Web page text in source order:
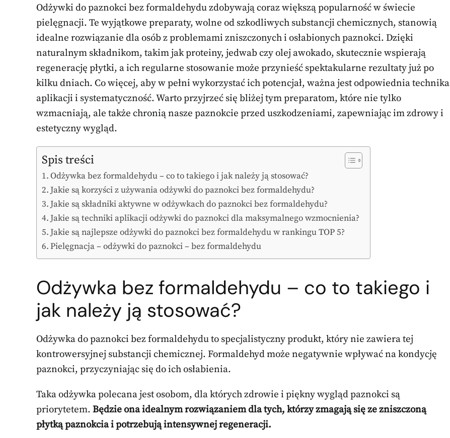
Odżywki do paznokci bez formaldehydu zdobywają coraz większą popularność w świecie
pielęgnacji. Te wyjątkowe preparaty, wolne od szkodliwych substancji chemicznych, stanowią
idealne rozwiązanie dla osób z problemami zniszczonych i osłabionych paznokci. Dzięki
naturalnym składnikom, takim jak proteiny, jedwab czy olej awokado, skutecznie wspierają
regenerację płytki, a ich regularne stosowanie może przynieść spektakularne rezultaty już po
kilku dniach. Co więcej, aby w pełni wykorzystać ich potencjał, ważna jest odpowiednia technika
aplikacji i systematyczność. Warto przyjrzeć się bliżej tym preparatom, które nie tylko
wzmacniają, ale także chronią nasze paznokcie przed uszkodzeniami, zapewniając im zdrowy i
estetyczny wygląd.
Spis treści
Odżywka bez formaldehydu – co to takiego i jak należy ją stosować?
Jakie są korzyści z używania odżywki do paznokci bez formaldehydu?
Jakie są składniki aktywne w odżywkach do paznokci bez formaldehydu?
Jakie są techniki aplikacji odżywki do paznokci dla maksymalnego wzmocnienia?
Jakie są najlepsze odżywki do paznokci bez formaldehydu w rankingu TOP 5?
Pielęgnacja – odżywki do paznokci – bez formaldehydu
Odżywka bez formaldehydu – co to takiego i
jak należy ją stosować?
Odżywka do paznokci bez formaldehydu to specjalistyczny produkt, który nie zawiera tej
kontrowersyjnej substancji chemicznej. Formaldehyd może negatywnie wpływać na kondycję
paznokci, przyczyniając się do ich osłabienia.
Taka odżywka polecana jest osobom, dla których zdrowie i piękny wygląd paznokci są
priorytetem. Będzie ona idealnym rozwiązaniem dla tych, którzy zmagają się ze zniszczoną
płytką paznokcia i potrzebują intensywnej regeneracji.